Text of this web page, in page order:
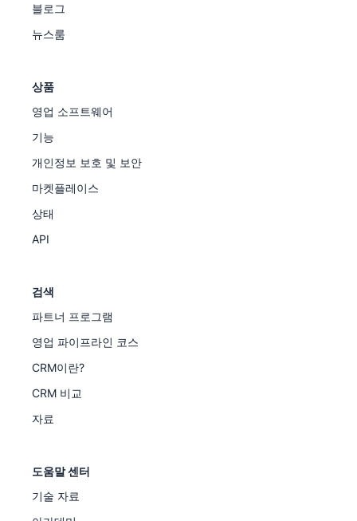
블로그
뉴스룸
상품
영업 소프트웨어
기능
개인정보 보호 및 보안
마켓플레이스
상태
API
검색
파트너 프로그램
영업 파이프라인 코스
CRM이란?
CRM 비교
자료
도움말 센터
기술 자료